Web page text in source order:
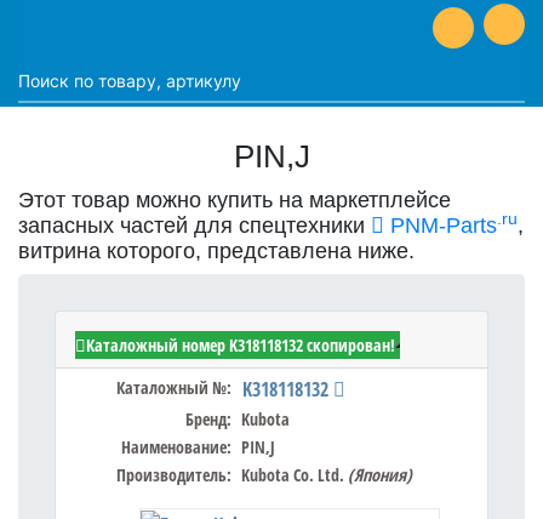
PIN,J
Этот товар можно купить на маркетплейсе
запасных частей для спецтехники
PNM-Parts.ru,
витрина которого, представлена ниже.
Kubota K318118132 - PIN,J
Каталожный №: K318118132
Бренд: Kubota
Наименование: PIN,J
Производитель: Kubota Co. Ltd. (Япония)
Каталожный номер K318118132 скопирован!